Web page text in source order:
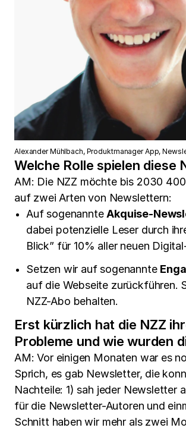
Alexander Mühlbach, Produktmanager App,
Welche Rolle spielen diese
AM: Die NZZ möchte bis 2030
auf zwei Arten von Newslettern:
Auf sogenannte Akquise-
dabei potenzielle Leser durch
Blick” für 10% aller neuen
Setzen wir auf sogenannte
auf die Webseite zurückführen.
NZZ-Abo behalten.
Erst kürzlich hat die NZZ
Probleme und wie wurden
AM: Vor einigen Monaten war es
Sprich, es gab Newsletter, die
Nachteile: 1) sah jeder Newsletter
für die Newsletter-Autoren und
Schnitt haben wir mehr als zwei